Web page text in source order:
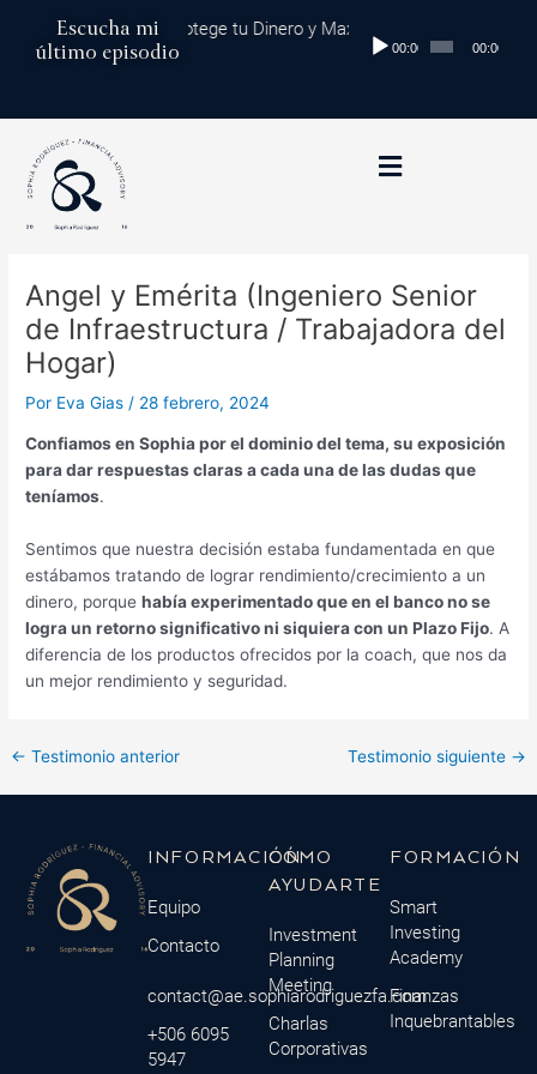
contenido
Escucha mi
último episodio
Global: Protege tu Dinero y Maximiza tus Inversiones
Reproductor
00:00 00:00
Angel y Emérita (Ingeniero Senior
de Infraestructura / Trabajadora del
Hogar)
Por Eva Gias / 28 febrero, 2024
Confiamos en Sophia por el dominio del tema, su exposición
para dar respuestas claras a cada una de las dudas que
teníamos.
Sentimos que nuestra decisión estaba fundamentada en que
estábamos tratando de lograr rendimiento/crecimiento a un
dinero, porquehabía experimentado que en el banco no se
logra un retorno significativo ni siquiera con un Plazo Fijo. A
diferencia de los productos ofrecidos por la coach, que nos da
un mejor rendimiento y seguridad.
entradas
← Testimonio anterior Testimonio siguiente →
INFORMACIÓN
Equipo
Contacto
contact@ae.sophiarodriguezfa.com
+506 6095
5947
CÓMO
AYUDARTE
Investment
Planning
Meeting
Charlas
Corporativas
FORMACIÓN
Smart
Investing
Academy
Finanzas
Inquebrantables